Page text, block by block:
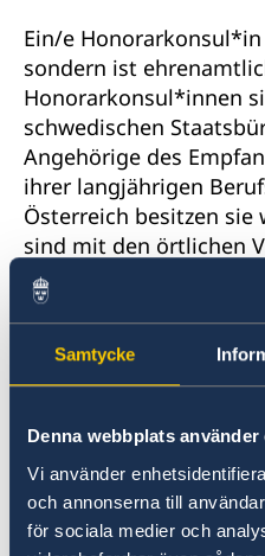
Samtycke
Denna webbplats använder
Vi använder
och annonserna till
för sociala medier och
Ein/e
sondern ist
Honorarkonsul*innen
schwedischen
Angehörige des
ihrer langjährigen
Österreich besitzen
sind mit den örtlichen
vertraut und können
Staatsbürger*innen in
Ein Konsulat kann bei
der schwedischen
kontaktieren, um
Ein Honorarkonsulat ist
der Schwedischen
befindet) und bietet